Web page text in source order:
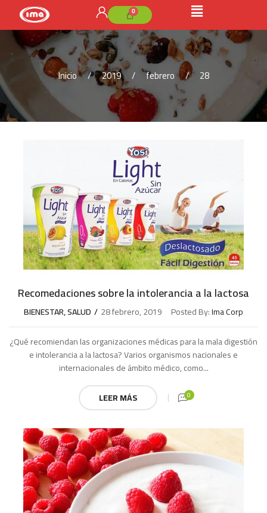
Inicio 2019 febrero 28
Recomedaciones sobre la intolerancia a la lactosa
BIENESTAR,SALUD 28 febrero, 2019 Posted By:Ima Corp
¿Qué recomiendan las organizaciones médicas para la mala digestión
e intolerancia a la lactosa? Varios organismos nacionales e
internacionales de ámbito médico, como...
LEER MÁS
0